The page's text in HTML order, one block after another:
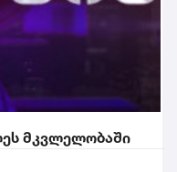
მკვლელობაში